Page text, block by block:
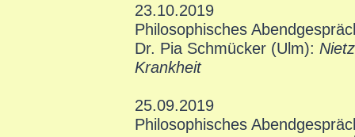
23.10.2019
Philosophisches
Dr. Pia Schmücker (Ulm):
Krankheit
25.09.2019
Philosophisches